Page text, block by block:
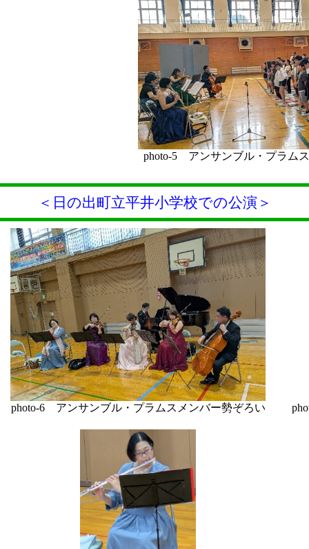
photo-5 アンサンブル・プラム
＜日の出町立平井小学校での公演＞
photo-6 アンサンブル・プラムスメンバー勢ぞろい